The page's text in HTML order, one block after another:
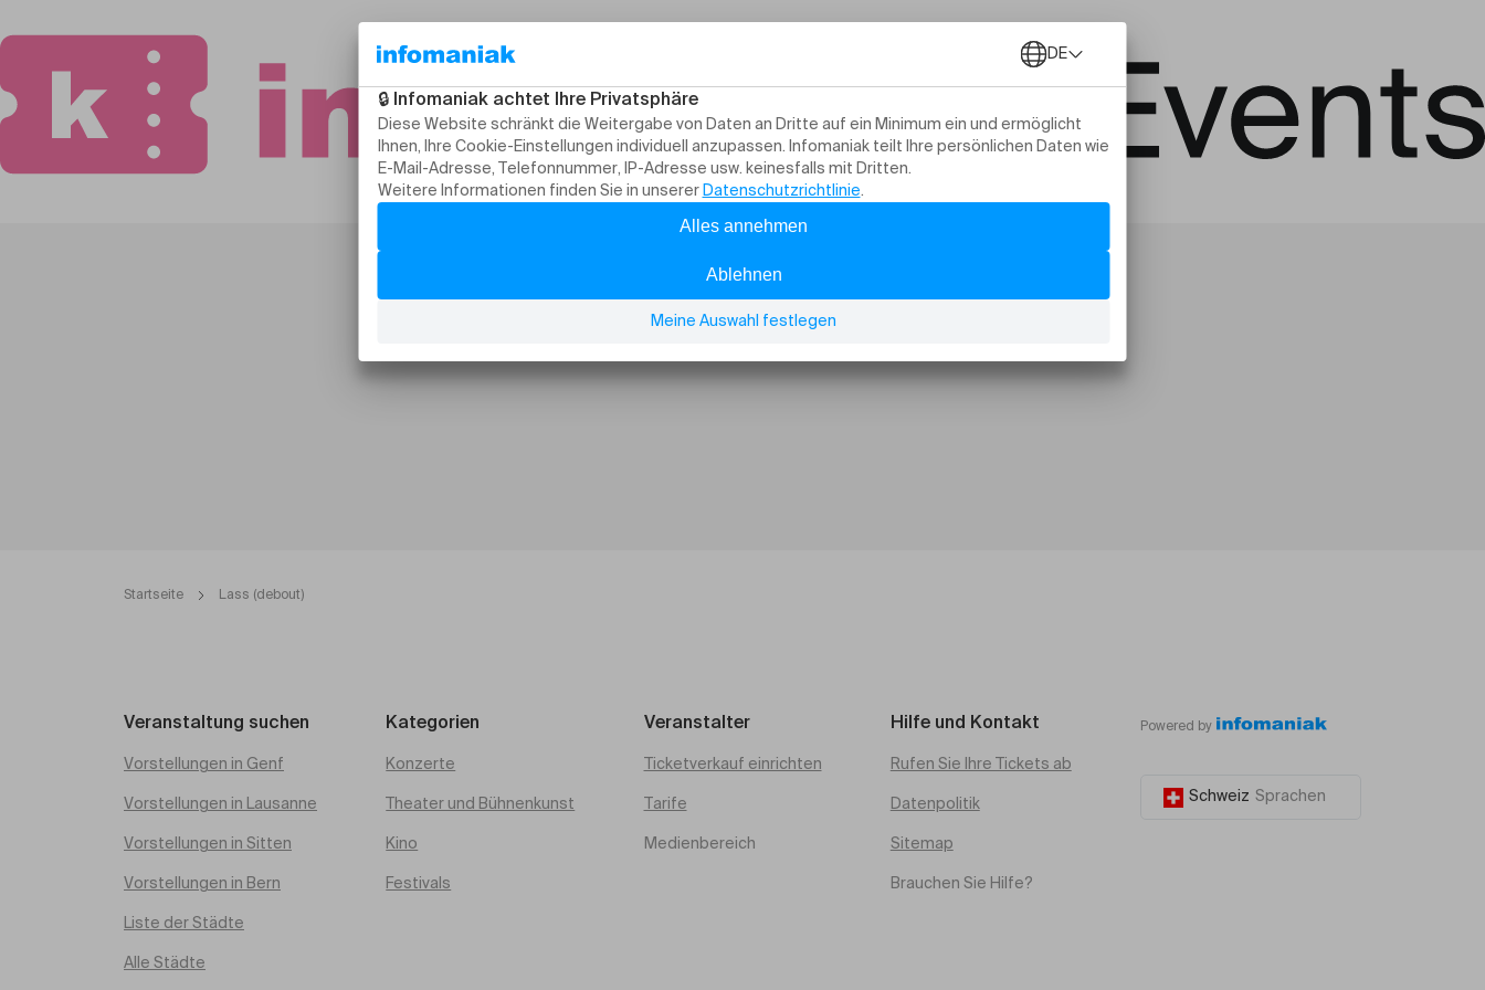
Startseite Lass (debout)
Veranstaltung suchen
Vorstellungen in Genf
Vorstellungen in Lausanne
Vorstellungen in Sitten
Vorstellungen in Bern
Liste der Städte
Alle Städte
Kategorien
Konzerte
Theater und Bühnenkunst
Kino
Festivals
Veranstalter
Ticketverkauf einrichten
Tarife
Medienbereich
Hilfe und Kontakt
Rufen Sie Ihre Tickets ab
Datenpolitik
Sitemap
Brauchen Sie Hilfe?
Powered by
Schweiz Sprachen